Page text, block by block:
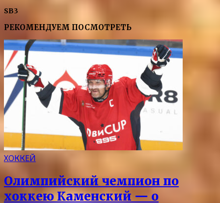
SB3
РЕКОМЕНДУЕМ ПОСМОТРЕТЬ
ХОККЕЙ
Олимпийский чемпион по
хоккею Каменский — о